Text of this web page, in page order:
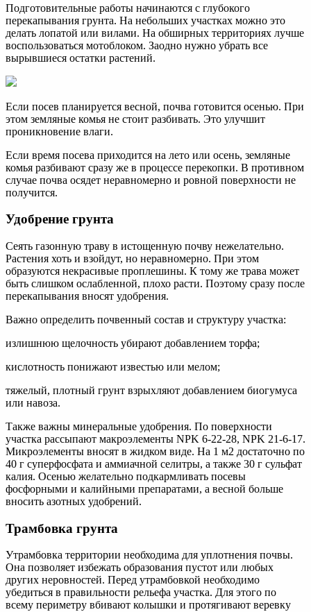
Подготовительные работы начинаются с глубокого
перекапывания грунта. На небольших участках можно это
делать лопатой или вилами. На обширных территориях лучше
воспользоваться мотоблоком. Заодно нужно убрать все
вырывшиеся остатки растений.
Если посев планируется весной, почва готовится осенью. При
этом земляные комья не стоит разбивать. Это улучшит
проникновение влаги.
Если время посева приходится на лето или осень, земляные
комья разбивают сразу же в процессе перекопки. В противном
случае почва осядет неравномерно и ровной поверхности не
получится.
Удобрение грунта
Сеять газонную траву в истощенную почву нежелательно.
Растения хоть и взойдут, но неравномерно. При этом
образуются некрасивые проплешины. К тому же трава может
быть слишком ослабленной, плохо расти. Поэтому сразу после
перекапывания вносят удобрения.
Важно определить почвенный состав и структуру участка:
излишнюю щелочность убирают добавлением торфа;
кислотность понижают известью или мелом;
тяжелый, плотный грунт взрыхляют добавлением биогумуса
или навоза.
Также важны минеральные удобрения. По поверхности
участка рассыпают макроэлементы NPK 6-22-28, NPK 21-6-17.
Микроэлементы вносят в жидком виде. На 1 м2 достаточно по
40 г суперфосфата и аммиачной селитры, а также 30 г сульфат
калия. Осенью желательно подкармливать посевы
фосфорными и калийными препаратами, а весной больше
вносить азотных удобрений.
Трамбовка грунта
Утрамбовка территории необходима для уплотнения почвы.
Она позволяет избежать образования пустот или любых
других неровностей. Перед утрамбовкой необходимо
убедиться в правильности рельефа участка. Для этого по
всему периметру вбивают колышки и протягивают веревку